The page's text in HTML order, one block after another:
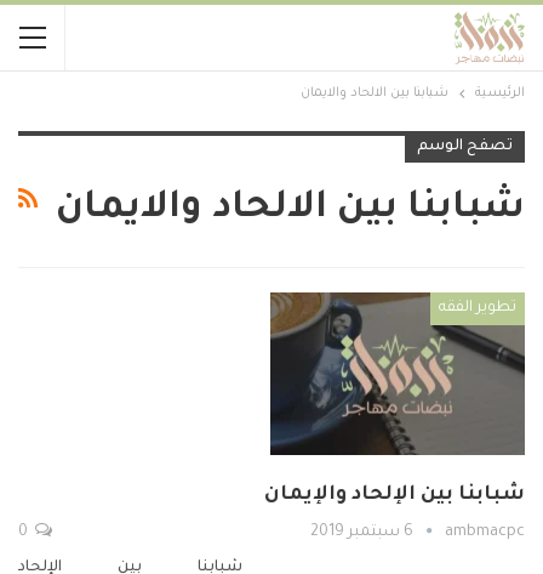
الرئيسية شبابنا بين الالحاد والايمان
تصفح الوسم
شبابنا بين الالحاد والايمان
تطوير الفقه
شبابنا بين الإلحاد والإيمان
ambmacpc 6 سبتمبر 2019
شبابنا بين الإلحاد